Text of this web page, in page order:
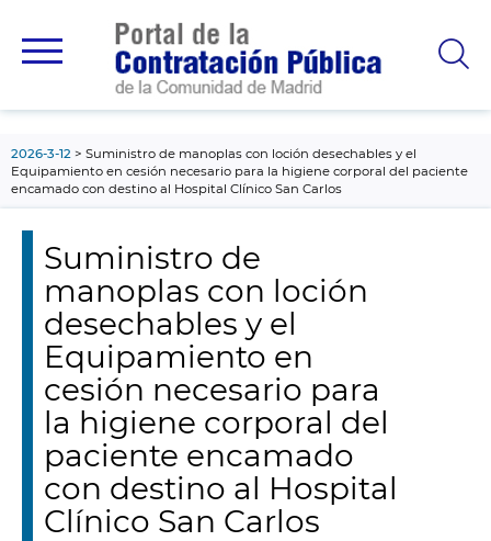
principal
2026-3-12
Suministro de manoplas con loción desechables y el
Equipamiento en cesión necesario para la higiene corporal del paciente
encamado con destino al Hospital Clínico San Carlos
Suministro de
manoplas con loción
desechables y el
Equipamiento en
cesión necesario para
la higiene corporal del
paciente encamado
con destino al Hospital
Clínico San Carlos